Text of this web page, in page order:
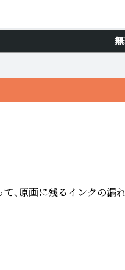
、原画に残るインクの漏